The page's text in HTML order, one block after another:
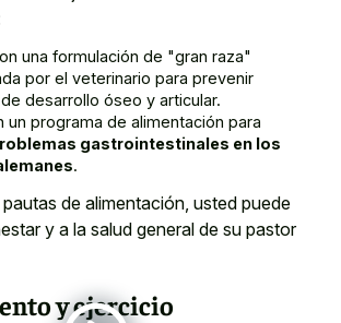
una formulación de "gran raza"
por el veterinario para prevenir
desarrollo óseo y articular.
un programa de alimentación para
gastrointestinales en los
.
de alimentación, usted puede
y a la salud general de su pastor
y ejercicio